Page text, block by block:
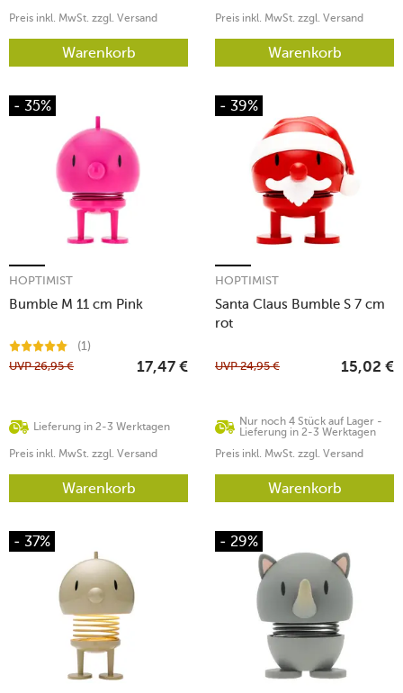
Preis inkl. MwSt. zzgl. Versand
Warenkorb
Preis inkl. MwSt. zzgl. Versand
Warenkorb
- 35%
Bumble M 11 cm Pink
HOPTIMIST
(1)
Lieferung in 2-3 Werktagen
UVP26,95 € 17,47 €
Preis inkl. MwSt. zzgl. Versand
Warenkorb
- 39%
Santa Claus Bumble S 7 cm
rot
HOPTIMIST
Nur noch 4 Stück auf Lager -
Lieferung in 2-3 Werktagen
UVP24,95 € 15,02 €
Preis inkl. MwSt. zzgl. Versand
Warenkorb
- 37% - 29%